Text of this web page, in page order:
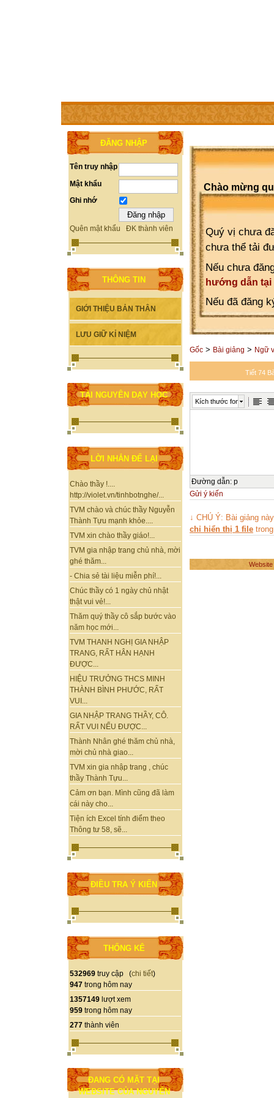
TRANG CHỦ THÀNH VIÊN TRỢ GIÚP WEBSITE
ĐĂNG NHẬP
Tên truy nhập
Mật khẩu
Ghi nhớ
Quên mật khẩu ĐK thành viên
THÔNG TIN
GIỚI THIỆU BẢN THÂN
LƯU GIỮ KỈ NIỆM
TÀI NGUYÊN DẠY HỌC
LỜI NHẮN ĐỂ LẠI
Chào thầy !....
http://violet.vn/tinhbotnghe/...
TVM chào và chúc thầy Nguyễn
Thành Tựu mạnh khỏe....
TVM xin chào thầy giáo!...
TVM gia nhập trang chủ nhà, mời
ghé thăm...
- Chia sẻ tài liệu miễn phí!...
Chúc thầy có 1 ngày chủ nhật
thật vui vẻ!...
Thăm quý thầy cô sắp bước vào
năm học mới...
TVM THANH NGHỊ GIA NHẬP
TRANG, RẤT HÂN HẠNH
ĐƯỢC...
HIỆU TRƯỞNG THCS MINH
THÀNH BÌNH PHƯỚC, RẤT
VUI...
GIA NHẬP TRANG THẦY, CÔ.
RẤT VUI NẾU ĐƯỢC...
Thành Nhân ghé thăm chủ nhà,
mời chủ nhà giao...
TVM xin gia nhập trang , chúc
thầy Thành Tựu...
Cảm ơn bạn. Mình cũng đã làm
cái này cho...
Tiện ích Excel tính điểm theo
Thông tư 58, sẽ...
ĐIỀU TRA Ý KIẾN
THỐNG KÊ
532969 truy cập (chi tiết)
947 trong hôm nay
1357149 lượt xem
959 trong hôm nay
277 thành viên
ĐANG CÓ MẶT TẠI
WEBSITE CỦA NGUYỄN
Chào mừng
Quý vị chưa
chưa thể tải
Nếu chưa
hướng dẫn tại
Nếu đã đăng
Gốc > Bài giảng > Ngữ
Tiết 74
Kích thước font
Đường dẫn: p
Gửi ý kiến
↓ CHÚ Ý: Bài giảng
chỉ hiển thị 1 file